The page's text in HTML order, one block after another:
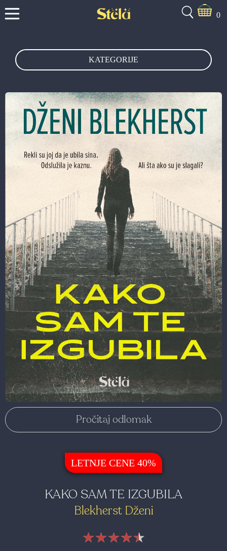
0
KATEGORIJE
Pročitaj odlomak
LETNJE CENE 40%
KAKO SAM TE IZGUBILA
Blekherst Dženi
★★★★★
★★★★★
★★★★★